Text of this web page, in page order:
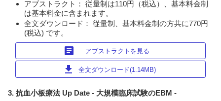
アブストラクト： 従量制は110円（税込）、基本料金制
は基本料金に含まれます。
全文ダウンロード： 従量制、基本料金制の方共に770円
(税込) です。
article アブストラクトを見る
download 全文ダウンロード(1.14MB)
3. 抗血小板療法 Up Date - 大規模臨床試験のEBM -